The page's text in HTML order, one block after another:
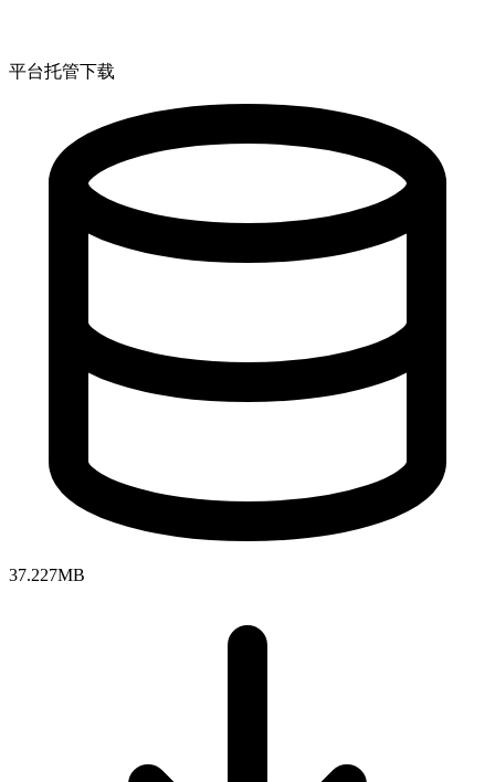
平台托管下载
37.227MB